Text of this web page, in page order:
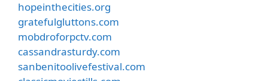
hopeinthecities.org
gratefulgluttons.com
mobdroforpctv.com
cassandrasturdy.com
sanbenitoolivefestival.com